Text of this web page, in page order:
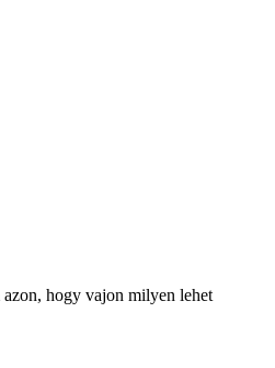
azon, hogy vajon milyen lehet